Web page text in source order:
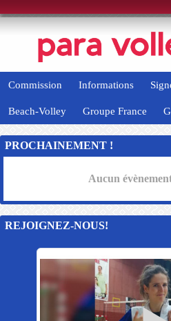
Commission Informations
Beach-Volley Groupe France
PROCHAINEMENT !
Aucun
REJOIGNEZ-NOUS!